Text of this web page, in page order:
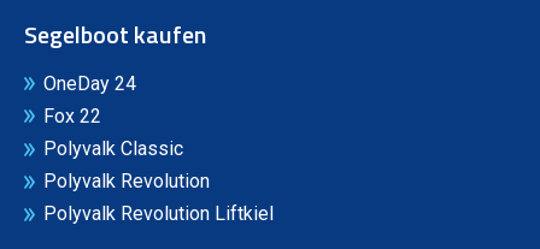
Segelboot kaufen
OneDay 24
Fox 22
Polyvalk Classic
Polyvalk Revolution
Polyvalk Revolution Liftkiel